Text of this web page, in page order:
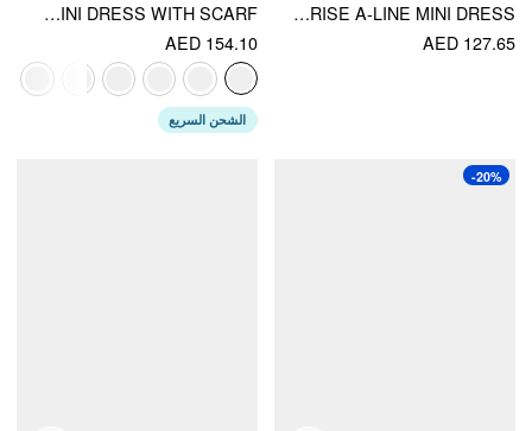
HIGH STRETCH HALTER NECKLINE RUCHED LOW RISE A-LINE MINI DRESS
AED 127.65
STAND COLLAR SLEEVELESS A-LINE MINI DRESS WITH SCARF
AED 154.10
الشحن السريع
-20%